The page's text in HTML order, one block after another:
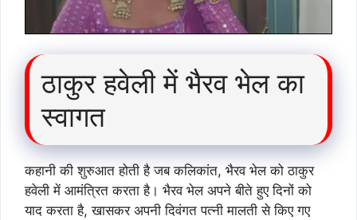
ठाकुर हवेली में भैरव भेल का
स्वागत
कहानी की शुरुआत होती है जब कलिकांत, भैरव भेल को ठाकुर
हवेली में आमंत्रित करता है। भैरव भेल अपने बीते हुए दिनों को
याद करता है, खासकर अपनी दिवंगत पत्नी मालती से किए गए